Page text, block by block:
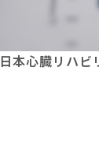
日本心臓リハビ